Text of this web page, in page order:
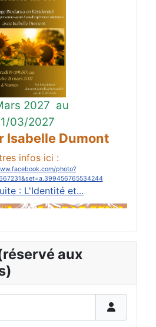
2027 au
03/2027
Isabelle Dumont
infos ici :
photo?
: L'Identité et...
aux